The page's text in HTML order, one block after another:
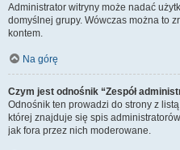
Administrator witryny może nadać
domyślnej grupy. Wówczas można to
kontem.
Na górę
Czym jest odnośnik “Zespół
Odnośnik ten prowadzi do strony z
której znajduje się spis
jak fora przez nich moderowane.